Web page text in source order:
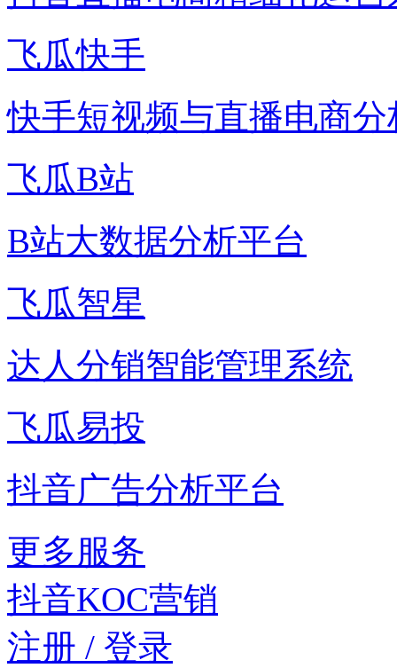
飞瓜快手
快手短视频与直播电商分
飞瓜B站
B站大数据分析平台
飞瓜智星
达人分销智能管理系统
飞瓜易投
抖音广告分析平台
更多服务
抖音KOC营销
注册 / 登录